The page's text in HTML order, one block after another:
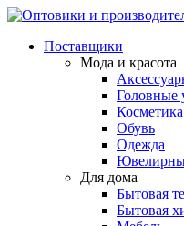
Поставщики
Мода и красота
Головные
Обувь
Одежда
Для дома
Бытовая
Бытовая